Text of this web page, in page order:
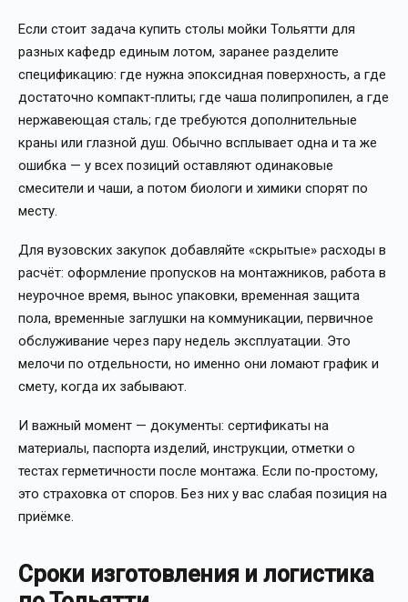
Если стоит задача купить столы мойки Тольятти для
разных кафедр единым лотом, заранее разделите
спецификацию: где нужна эпоксидная поверхность, а где
достаточно компакт‑плиты; где чаша полипропилен, а где
нержавеющая сталь; где требуются дополнительные
краны или глазной душ. Обычно всплывает одна и та же
ошибка — у всех позиций оставляют одинаковые
смесители и чаши, а потом биологи и химики спорят по
месту.
Для вузовских закупок добавляйте «скрытые» расходы в
расчёт: оформление пропусков на монтажников, работа в
неурочное время, вынос упаковки, временная защита
пола, временные заглушки на коммуникации, первичное
обслуживание через пару недель эксплуатации. Это
мелочи по отдельности, но именно они ломают график и
смету, когда их забывают.
И важный момент — документы: сертификаты на
материалы, паспорта изделий, инструкции, отметки о
тестах герметичности после монтажа. Если по‑простому,
это страховка от споров. Без них у вас слабая позиция на
приёмке.
Сроки изготовления и логистика